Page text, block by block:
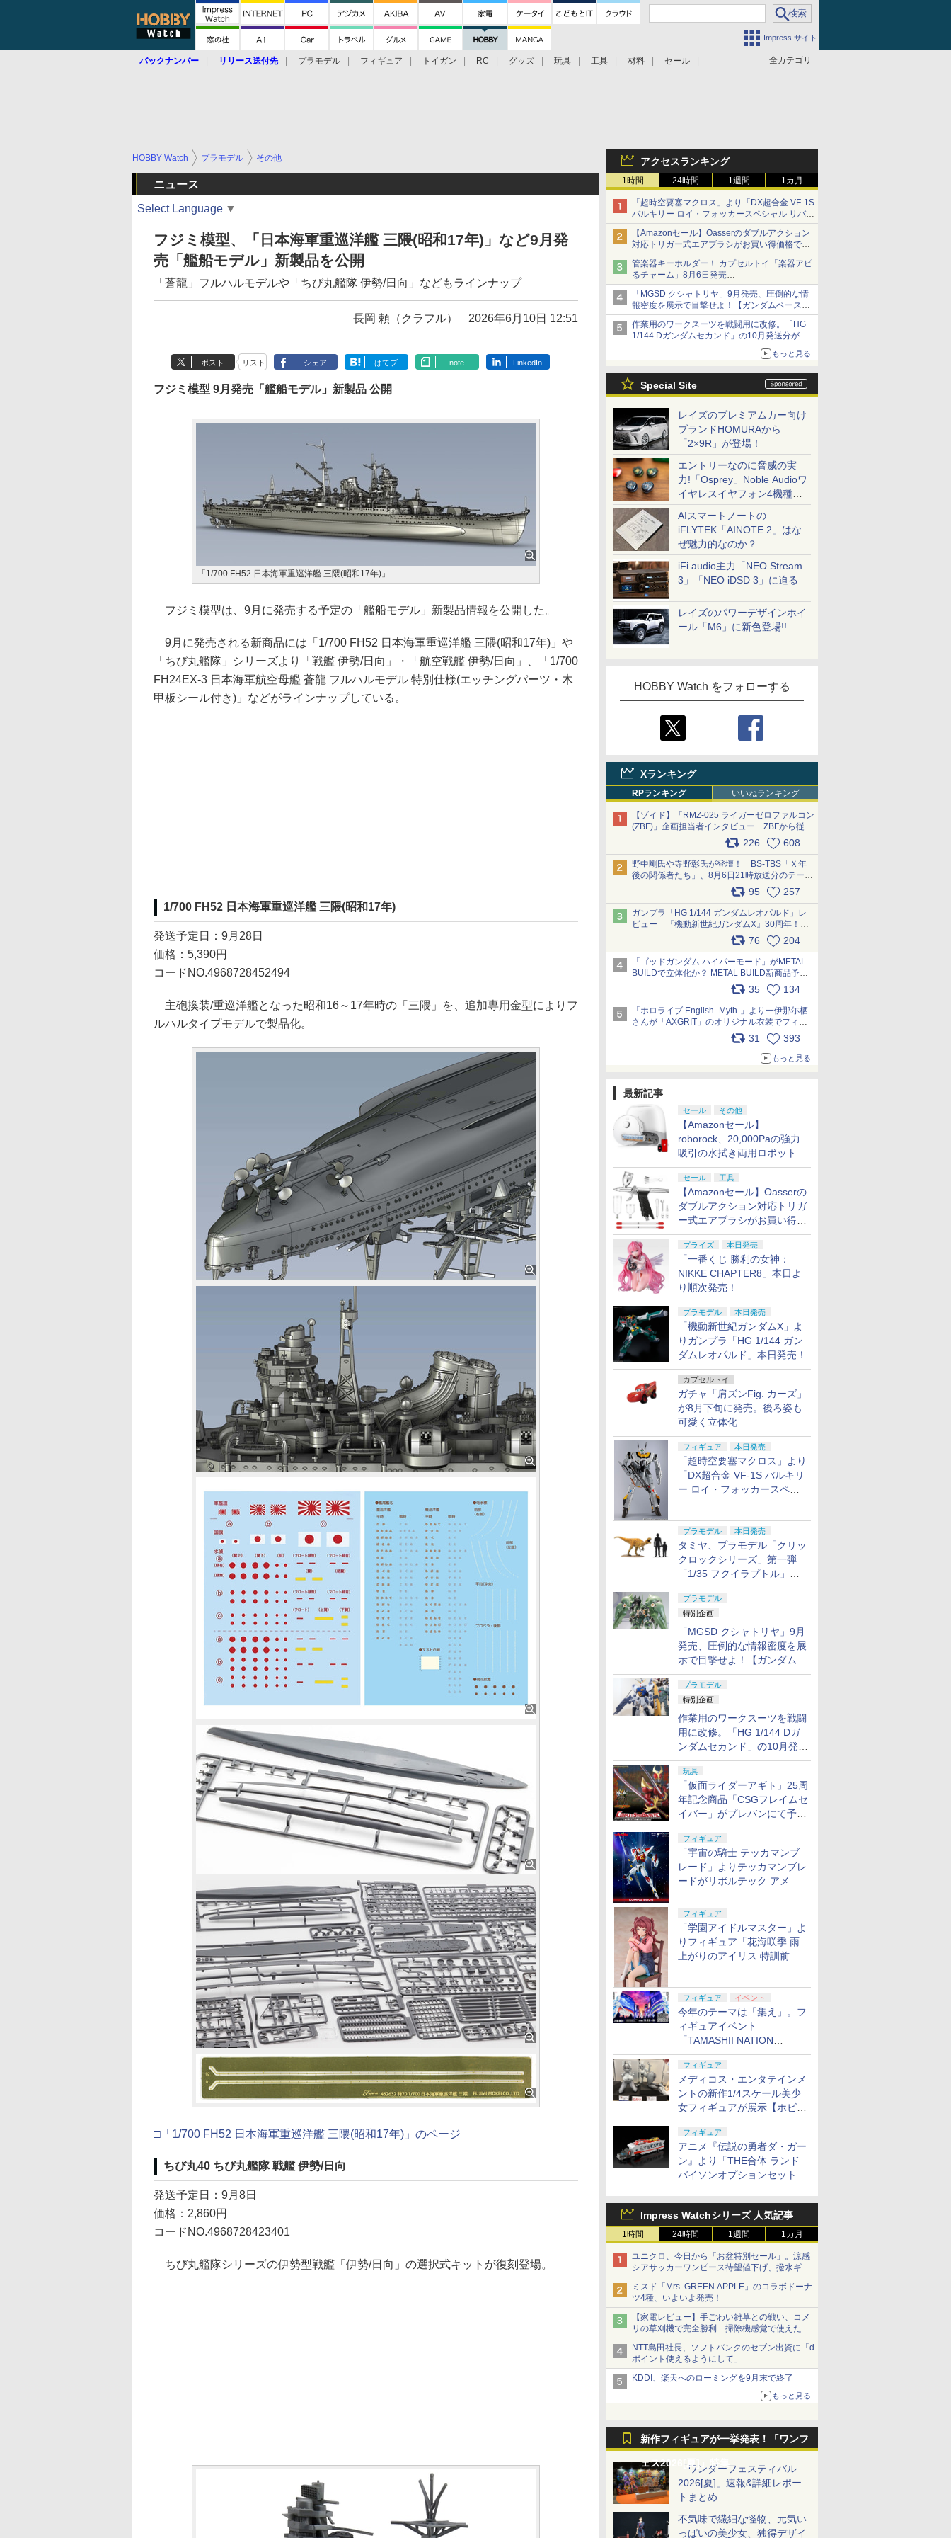
Impress サイト
全カテゴリ
バックナンバー リリース送付先 プラモデル フィギュア トイガン RC グッズ 玩具 工具 材料 セール
アクセスランキング
1時間 24時間 1週間 1カ月
「超時空要塞マクロス」より「DX超合金 VF-1S
バルキリー ロイ・フォッカースペシャル リバイ
バルVer.」本日発売！
【Amazonセール】Oasserのダブルアクション
対応トリガー式エアブラシがお買い得価格で登
場！
管楽器キーホルダー！ カプセルトイ「楽器アピ
るチャーム」8月6日発売
チューバ、テナサクなど5種各3色
「MGSD クシャトリヤ」9月発売、圧倒的な情
報密度を展示で目撃せよ！【ガンダムベース撮
り下ろし】
作業用のワークスーツを戦闘用に改修。「HG
1/144 Dガンダムセカンド」の10月発送分が予
約受付中【ガンダムベース撮り下ろし】
もっと見る
Special Site
レイズのプレミアムカー向け
ブランドHOMURAから
「2×9R」が登場！
エントリーなのに脅威の実
力!「Osprey」Noble Audioワ
イヤレスイヤフォン4機種を
一気に聴く
AIスマートノートの
iFLYTEK「AINOTE 2」はな
ぜ魅力的なのか？
iFi audio主力「NEO Stream
3」「NEO iDSD 3」に迫る
レイズのパワーデザインホイ
ール「M6」に新色登場!!
HOBBY Watch をフォローする
Xランキング
RPランキング いいねランキング
【ゾイド】「RMZ-025 ライガーゼロファルコン
(ZBF)」企画担当者インタビュー ZBFから従来
デザインまで再現可能なボリューム満点のキッ
ト pic.x.com/6zOqQAQKkX
226 608
野中剛氏や寺野彰氏が登壇！ BS-TBS「Ｘ年
後の関係者たち」、8月6日21時放送分のテーマ
は「超合金」！ pic.x.com/uWyt1uyuFm
95 257
ガンプラ「HG 1/144 ガンダムレオパルド」レ
ビュー 『機動新世紀ガンダムX』30周年！イ
ンナーアームガトリングの変形機構まで再現し
最新フォーマットでキット化！
pic.x.com/nszPIDTpbg
76 204
「ゴッドガンダム ハイパーモード」がMETAL
BUILDで立体化か？ METAL BUILD新商品予告
が公開 pic.x.com/HIcLLIM3ar35 134
「ホロライブ English -Myth-」より一伊那尓栖
さんが「AXGRIT」のオリジナル衣装でフィギ
ュア化 pic.x.com/YMGhdIAzNa
31 393
もっと見る
最新記事
セール その他
【Amazonセール】
roborock、20,000Paの強力
吸引の水拭き両用ロボット掃
除機「Qrevo Curv 2 Flow」
がお買い得！
セール 工具
【Amazonセール】Oasserの
ダブルアクション対応トリガ
ー式エアブラシがお買い得価
格で登場！
プライズ 本日発売
「一番くじ 勝利の女神：
NIKKE CHAPTER8」本日よ
り順次発売！
プラモデル 本日発売
「機動新世紀ガンダムX」よ
りガンプラ「HG 1/144 ガン
ダムレオパルド」本日発売！
カプセルトイ
ガチャ「肩ズンFig. カーズ」
が8月下旬に発売。後ろ姿も
可愛く立体化
フィギュア 本日発売
「超時空要塞マクロス」より
「DX超合金 VF-1S バルキリ
ー ロイ・フォッカースペシ
プラモデル 本日発売
タミヤ、プラモデル「クリッ
クロックシリーズ」第一弾
「1/35 フクイラプトル」本
日発売！
プラモデル
特別企画
「MGSD クシャトリヤ」9月
発売、圧倒的な情報密度を展
示で目撃せよ！【ガンダムベ
ース撮り下ろし】
プラモデル
特別企画
作業用のワークスーツを戦闘
用に改修。「HG 1/144 Dガ
ンダムセカンド」の10月発送
分が予約受付中【ガンダムベ
ース撮り下ろし】
玩具
「仮面ライダーアギト」25周
年記念商品「CSGフレイムセ
イバー」がプレバンにて予約
開始
フィギュア
「宇宙の騎士 テッカマンブ
レード」よりテッカマンブレ
ードがリボルテック アメイ
定
フィギュア
「学園アイドルマスター」よ
りフィギュア「花海咲季 雨
上がりのアイリス 特訓前
フィギュア イベント
今年のテーマは「集え」。フ
ィギュアイベント
「TAMASHII NATION
2026」が11月13日より開催
決定
フィギュア
メディコス・エンタテインメ
ントの新作1/4スケール美少
女フィギュアが展示【ホビー
メーカー合同展示会】
フィギュア
アニメ『伝説の勇者ダ・ガー
ン』より「THE合体 ランド
バイソンオプションセット」
Impress Watchシリーズ 人気記事
1時間 24時間 1週間 1カ月
ユニクロ、今日から「お盆特別セール」。涼感
シアサッカーワンピース待望値下げ、撥水ギア
ショーツは1990円に
ミスド「Mrs. GREEN APPLE」のコラボドーナ
ツ4種、いよいよ発売！
【家電レビュー】手ごわい雑草との戦い、コメ
リの草刈機で完全勝利 掃除機感覚で使えた
NTT島田社長、ソフトバンクのセブン出資に「d
ポイント使えるようにして」
KDDI、楽天へのローミングを9月末で終了
もっと見る
新作フィギュアが一挙発表！「ワンフ
ェス2026[夏]」特集「ワンダーフェスティバル
2026[夏]」速報&詳細レポー
トまとめ
不気味で繊細な怪物、元気い
っぱいの美少女、独得デザイ
HOBBY Watch プラモデル その他
ニュース
Select Language ▼
フジミ模型、「日本海軍重巡洋艦 三隈(昭和17年)」など9月発
売「艦船モデル」新製品を公開
「蒼龍」フルハルモデルや「ちび丸艦隊 伊勢/日向」などもラインナップ
長岡 頼（クラフル） 2026年6月10日 12:51
ポスト リスト シェア はてブ note LinkedIn
フジミ模型 9月発売「艦船モデル」新製品 公開
「1/700 FH52 日本海軍重巡洋艦 三隈(昭和17年)」
フジミ模型は、9月に発売する予定の「艦船モデル」新製品情報を公開した。
9月に発売される新商品には「1/700 FH52 日本海軍重巡洋艦 三隈(昭和17年)」や
「ちび丸艦隊」シリーズより「戦艦 伊勢/日向」・「航空戦艦 伊勢/日向」、「1/700
FH24EX-3 日本海軍航空母艦 蒼龍 フルハルモデル 特別仕様(エッチングパーツ・木
甲板シール付き)」などがラインナップしている。
1/700 FH52 日本海軍重巡洋艦 三隈(昭和17年)
発送予定日：9月28日
価格：5,390円
コードNO.4968728452494
主砲換装/重巡洋艦となった昭和16～17年時の「三隈」を、追加専用金型によりフ
ルハルタイプモデルで製品化。
□「1/700 FH52 日本海軍重巡洋艦 三隈(昭和17年)」のページ
ちび丸40 ちび丸艦隊 戦艦 伊勢/日向
発送予定日：9月8日
価格：2,860円
コードNO.4968728423401
ちび丸艦隊シリーズの伊勢型戦艦「伊勢/日向」の選択式キットが復刻登場。